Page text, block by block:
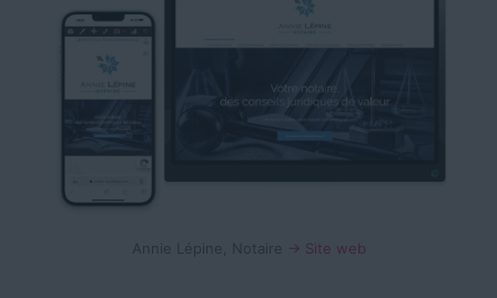
Annie Lépine, Notaire → Site web